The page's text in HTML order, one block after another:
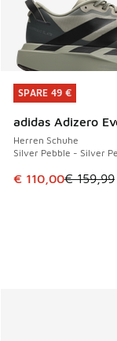
SPARE 49 €
adidas Adizero
Herren Schuhe
Silver Pebble - Silver
Dieser Artikel ist
€ 110,00€ 159,99
SPARE 49 €